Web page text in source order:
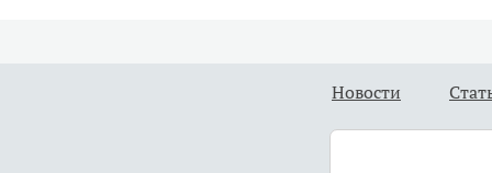
Новости